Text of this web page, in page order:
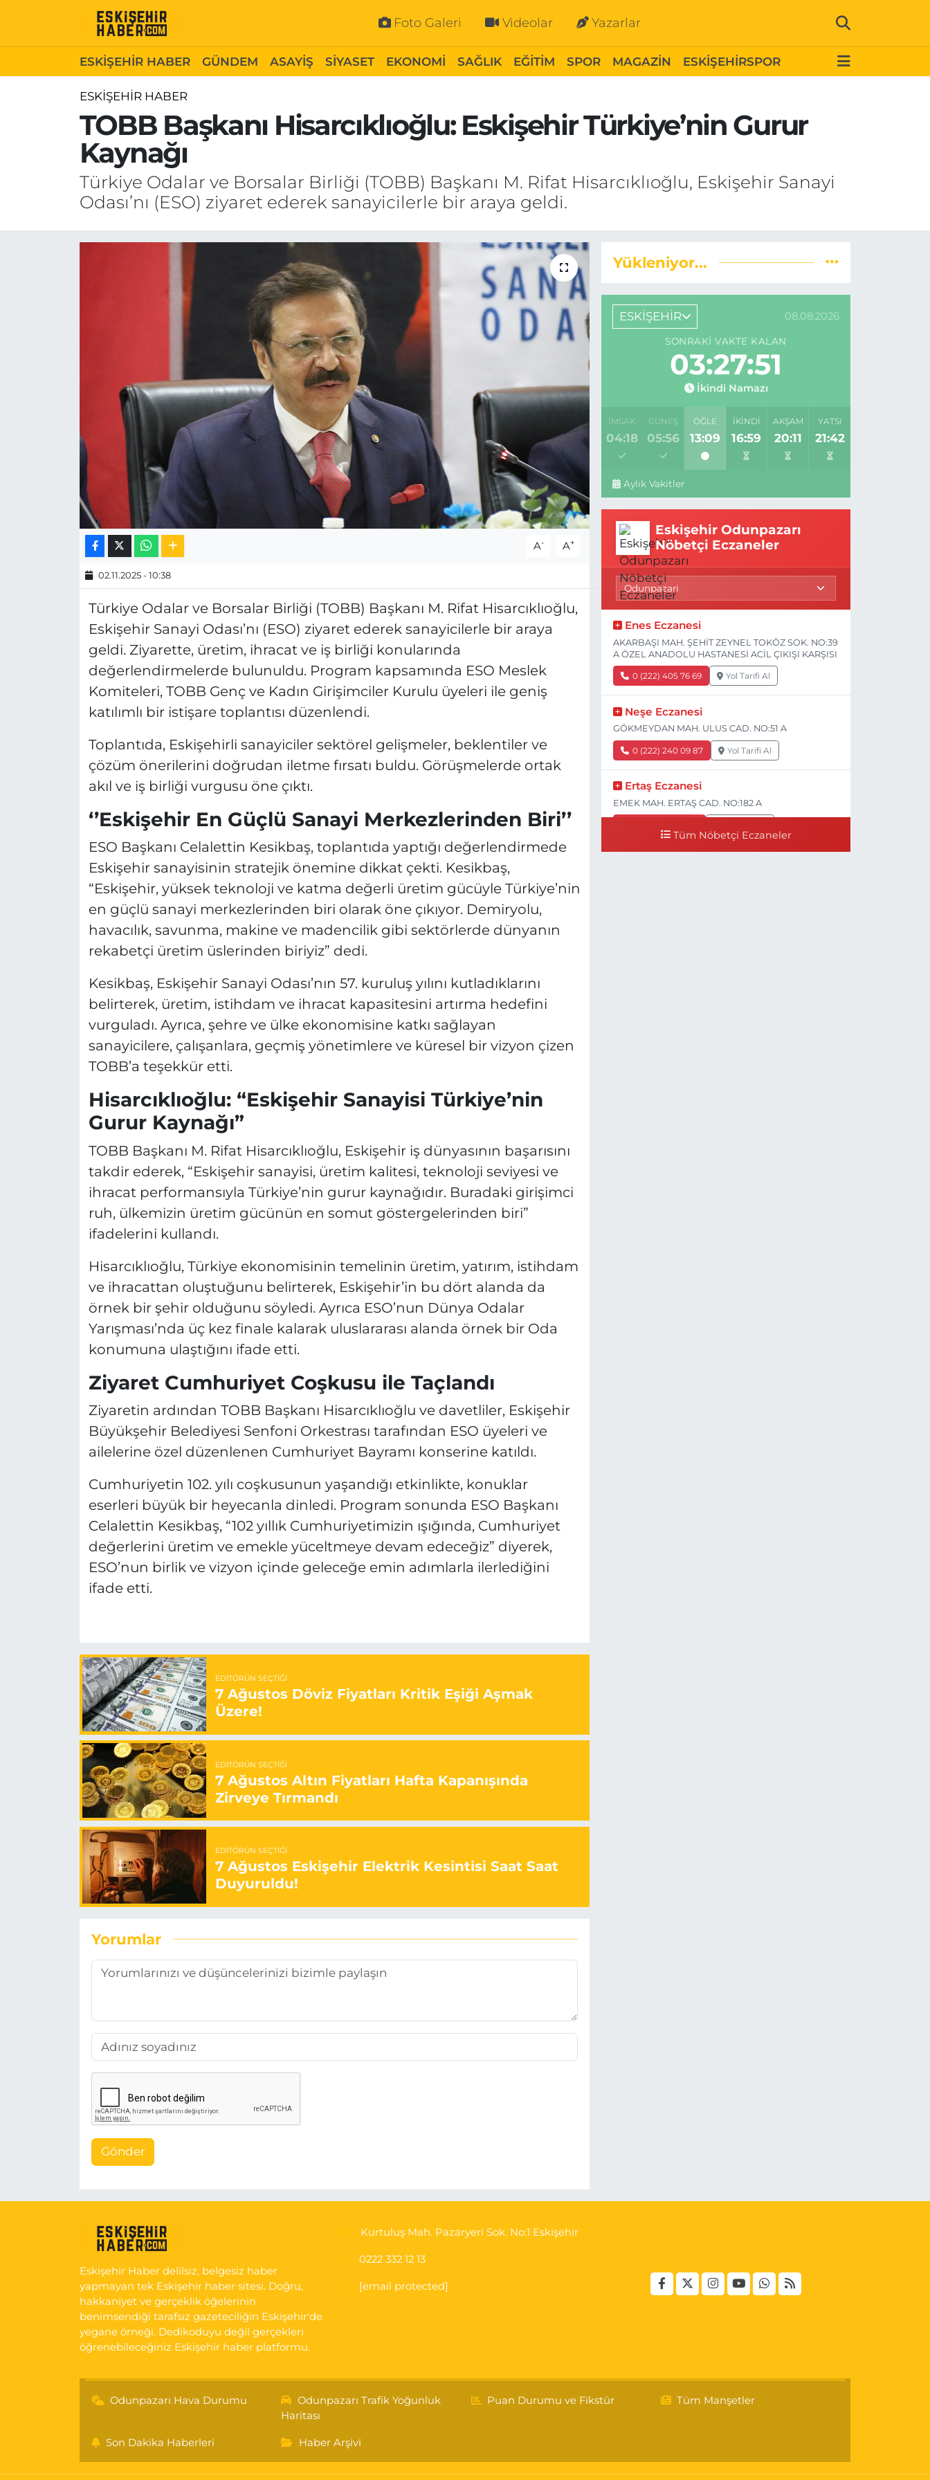
Foto Galeri Videolar Yazarlar
ESKİŞEHİR HABER GÜNDEM ASAYİŞ SİYASET EKONOMİ SAĞLIK EĞİTİM SPOR MAGAZİN ESKİŞEHİRSPOR
ESKİŞEHİR HABER
TOBB Başkanı Hisarcıklıoğlu: Eskişehir Türkiye’nin Gurur
Kaynağı
Türkiye Odalar ve Borsalar Birliği (TOBB) Başkanı M. Rifat Hisarcıklıoğlu, Eskişehir Sanayi
Odası’nı (ESO) ziyaret ederek sanayicilerle bir araya geldi.
A- A+
02.11.2025 - 10:38
Türkiye Odalar ve Borsalar Birliği (TOBB) Başkanı M. Rifat Hisarcıklıoğlu,
Eskişehir Sanayi Odası’nı (ESO) ziyaret ederek sanayicilerle bir araya
geldi. Ziyarette, üretim, ihracat ve iş birliği konularında
değerlendirmelerde bulunuldu. Program kapsamında ESO Meslek
Komiteleri, TOBB Genç ve Kadın Girişimciler Kurulu üyeleri ile geniş
katılımlı bir istişare toplantısı düzenlendi.
Toplantıda, Eskişehirli sanayiciler sektörel gelişmeler, beklentiler ve
çözüm önerilerini doğrudan iletme fırsatı buldu. Görüşmelerde ortak
akıl ve iş birliği vurgusu öne çıktı.
‘’Eskişehir En Güçlü Sanayi Merkezlerinden Biri’’
ESO Başkanı Celalettin Kesikbaş, toplantıda yaptığı değerlendirmede
Eskişehir sanayisinin stratejik önemine dikkat çekti. Kesikbaş,
“Eskişehir, yüksek teknoloji ve katma değerli üretim gücüyle Türkiye’nin
en güçlü sanayi merkezlerinden biri olarak öne çıkıyor. Demiryolu,
havacılık, savunma, makine ve madencilik gibi sektörlerde dünyanın
rekabetçi üretim üslerinden biriyiz” dedi.
Kesikbaş, Eskişehir Sanayi Odası’nın 57. kuruluş yılını kutladıklarını
belirterek, üretim, istihdam ve ihracat kapasitesini artırma hedefini
vurguladı. Ayrıca, şehre ve ülke ekonomisine katkı sağlayan
sanayicilere, çalışanlara, geçmiş yönetimlere ve küresel bir vizyon çizen
TOBB’a teşekkür etti.
Hisarcıklıoğlu: “Eskişehir Sanayisi Türkiye’nin
Gurur Kaynağı”
TOBB Başkanı M. Rifat Hisarcıklıoğlu, Eskişehir iş dünyasının başarısını
takdir ederek, “Eskişehir sanayisi, üretim kalitesi, teknoloji seviyesi ve
ihracat performansıyla Türkiye’nin gurur kaynağıdır. Buradaki girişimci
ruh, ülkemizin üretim gücünün en somut göstergelerinden biri”
ifadelerini kullandı.
Hisarcıklıoğlu, Türkiye ekonomisinin temelinin üretim, yatırım, istihdam
ve ihracattan oluştuğunu belirterek, Eskişehir’in bu dört alanda da
örnek bir şehir olduğunu söyledi. Ayrıca ESO’nun Dünya Odalar
Yarışması’nda üç kez finale kalarak uluslararası alanda örnek bir Oda
konumuna ulaştığını ifade etti.
Ziyaret Cumhuriyet Coşkusu ile Taçlandı
Ziyaretin ardından TOBB Başkanı Hisarcıklıoğlu ve davetliler, Eskişehir
Büyükşehir Belediyesi Senfoni Orkestrası tarafından ESO üyeleri ve
ailelerine özel düzenlenen Cumhuriyet Bayramı konserine katıldı.
Cumhuriyetin 102. yılı coşkusunun yaşandığı etkinlikte, konuklar
eserleri büyük bir heyecanla dinledi. Program sonunda ESO Başkanı
Celalettin Kesikbaş, “102 yıllık Cumhuriyetimizin ışığında, Cumhuriyet
değerlerini üretim ve emekle yüceltmeye devam edeceğiz” diyerek,
ESO’nun birlik ve vizyon içinde geleceğe emin adımlarla ilerlediğini
ifade etti.
EDITÖRÜN SEÇTIĞI
7 Ağustos Döviz Fiyatları Kritik Eşiği Aşmak
Üzere!
EDITÖRÜN SEÇTIĞI
7 Ağustos Altın Fiyatları Hafta Kapanışında
Zirveye Tırmandı
EDITÖRÜN SEÇTIĞI
7 Ağustos Eskişehir Elektrik Kesintisi Saat Saat
Duyuruldu!
Yorumlar
Gönder
Yükleniyor...
ESKİŞEHİR 08.08.2026
SONRAKI VAKTE KALAN
03:27:50
İkindi Namazı
İMSAK
04:18
GÜNEŞ
05:56
ÖĞLE
13:09
İKINDI
16:59
AKŞAM
20:11
YATSI
21:42
Aylık Vakitler
Eskişehir Odunpazarı
Nöbetçi Eczaneler
Enes Eczanesi
AKARBAŞI MAH. ŞEHİT ZEYNEL TOKÖZ SOK. NO:39
A ÖZEL ANADOLU HASTANESİ ACİL ÇIKIŞI KARŞISI
0 (222) 405 76 69 Yol Tarifi Al
Neşe Eczanesi
GÖKMEYDAN MAH. ULUS CAD. NO:51 A
0 (222) 240 09 87 Yol Tarifi Al
Ertaş Eczanesi
EMEK MAH. ERTAŞ CAD. NO:182 A
Tüm Nöbetçi Eczaneler
Eskişehir Haber delilsiz, belgesiz haber
yapmayan tek Eskişehir haber sitesi. Doğru,
hakkaniyet ve gerçeklik öğelerinin
benimsendiği tarafsız gazeteciliğin Eskişehir'de
yegane örneği. Dedikoduyu değil gerçekleri
öğrenebileceğiniz Eskişehir haber platformu.
Kurtuluş Mah. Pazaryeri Sok. No:1 Eskişehir
0222 332 12 13
[email protected]
Odunpazarı Hava Durumu
Odunpazarı Trafik Yoğunluk
Haritası
Puan Durumu ve Fikstür Tüm Manşetler
Son Dakika Haberleri Haber Arşivi
ESKİŞEHİR HABER
ASAYİŞ
SİYASET
EKONOMİ
Gizlilik Politikası
Hakkımızda
İletişim
Odunpazarı Hava Durumu
Odunpazarı Trafik Yoğunluk Haritası
Süper Lig Puan Durumu ve Fikstür
Tüm Manşetler
Son Dakika Haberleri